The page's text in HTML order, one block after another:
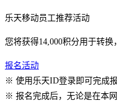
乐天移动员工推荐活动
您将获得14,000积分用于转换
报名活动
※ 使用乐天ID登录即可完成报
※ 报名完成后，无论是在本